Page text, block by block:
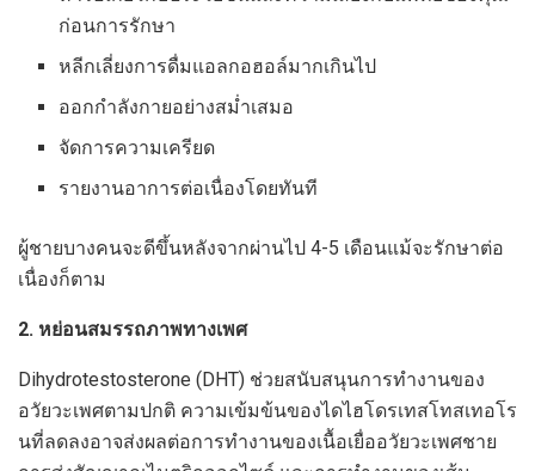
ก่อนการรักษา
หลีกเลี่ยงการดื่มแอลกอฮอล์มากเกินไป
ออกกำลังกายอย่างสม่ำเสมอ
จัดการความเครียด
รายงานอาการต่อเนื่องโดยทันที
ผู้ชายบางคนจะดีขึ้นหลังจากผ่านไป 4-5 เดือนแม้จะรักษาต่อ
เนื่องก็ตาม
2. หย่อนสมรรถภาพทางเพศ
Dihydrotestosterone (DHT) ช่วยสนับสนุนการทำงานของ
อวัยวะเพศตามปกติ ความเข้มข้นของไดไฮโดรเทสโทสเทอโร
นที่ลดลงอาจส่งผลต่อการทำงานของเนื้อเยื่ออวัยวะเพศชาย